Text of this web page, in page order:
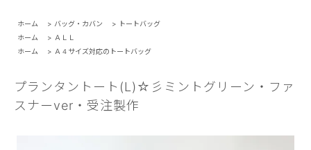
ホーム > バッグ・カバン > トートバッグ
ホーム
> ＡＬＬ
ホーム
> Ａ４サイズ対応のトートバッグ
プランタントート(L)☆彡ミントグリーン・ファ
スナーver・受注製作